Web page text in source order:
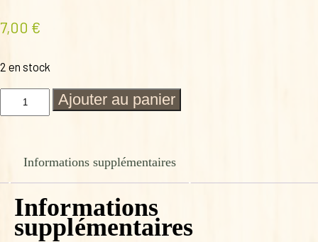
7,00 €
2 en stock
quantité
BELGIAN
BLONDE
ALE
75CL
Ajouter au panier
Informations supplémentaires
Informations
supplémentaires